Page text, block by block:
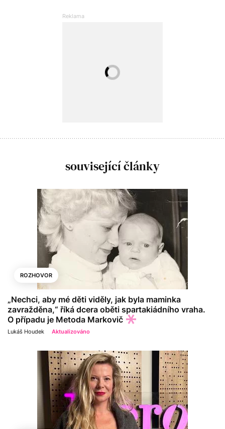
související články
ROZHOVOR
„Nechci, aby mé děti viděly, jak byla maminka
zavražděna,“ říká dcera oběti spartakiádního vraha.
O případu je Metoda Markovič
Lukáš Houdek Aktualizováno